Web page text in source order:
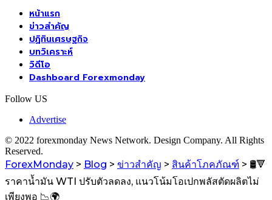
หน้าแรก
ข่าวสำคัญ
ปฏิทินเศรษฐกิจ
บทวิเคราะห์
วิดีโอ
Dashboard Forexmonday
Follow US
Advertise
© 2022 forexmonday News Network. Design Company. All Rights
Reserved.
ForexMonday > Blog > ข่าวสำคัญ > สินค้าโภคภัณฑ์ > 🛢️🔻
ราคาน้ำมัน WTI ปรับตัวลดลง, แนวโน้มโอเปกพลัสตัดผลิตไม่
เพียงพอ 📉🌍